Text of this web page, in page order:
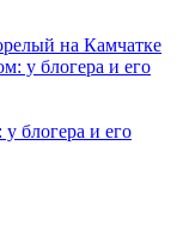
на Камчатке
блогера и его